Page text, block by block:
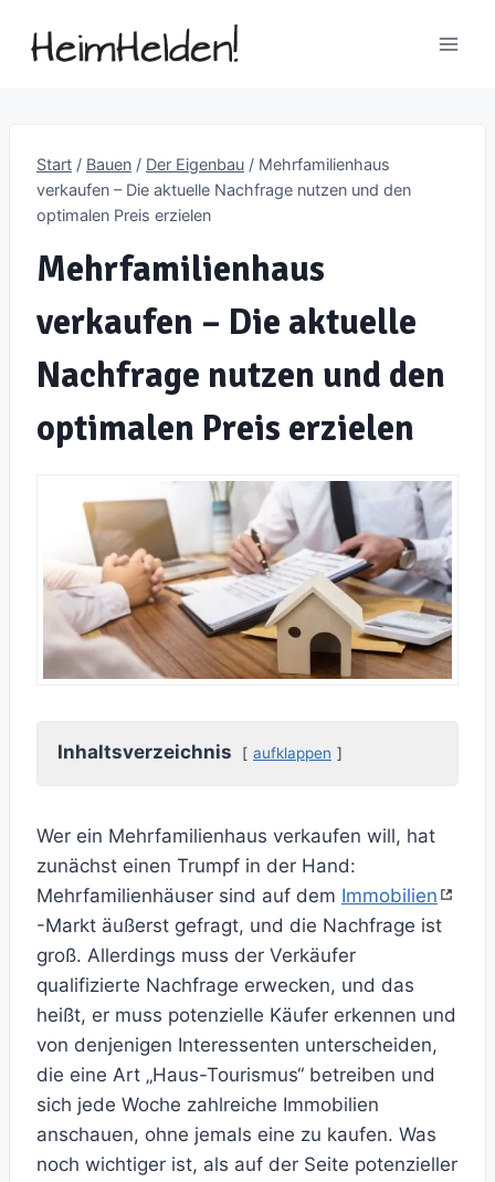
Inhalt
Start / Bauen / Der Eigenbau / Mehrfamilienhaus
verkaufen – Die aktuelle Nachfrage nutzen und den
optimalen Preis erzielen
Mehrfamilienhaus
verkaufen – Die aktuelle
Nachfrage nutzen und den
optimalen Preis erzielen
Inhaltsverzeichnis aufklappen
Wer ein Mehrfamilienhaus verkaufen will, hat
zunächst einen Trumpf in der Hand:
Mehrfamilienhäuser sind auf dem Immobilien
-Markt äußerst gefragt, und die Nachfrage ist
groß. Allerdings muss der Verkäufer
qualifizierte Nachfrage erwecken, und das
heißt, er muss potenzielle Käufer erkennen und
von denjenigen Interessenten unterscheiden,
die eine Art „Haus-Tourismus“ betreiben und
sich jede Woche zahlreiche Immobilien
anschauen, ohne jemals eine zu kaufen. Was
noch wichtiger ist, als auf der Seite potenzieller